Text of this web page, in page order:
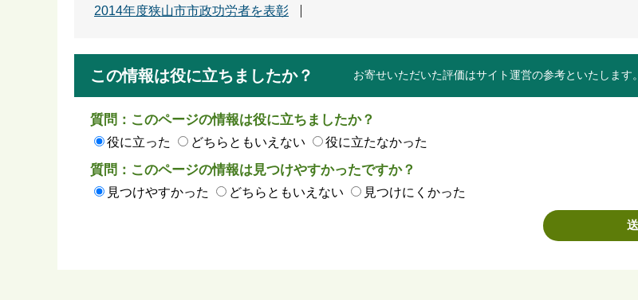
2014年度狭山市市政功労者を表彰
この情報は役に立ちましたか？ お寄せいただいた評価はサイト運営の参考といたします。
質問：このページの情報は役に立ちましたか？
役に立った どちらともいえない 役に立たなかった
質問：このページの情報は見つけやすかったですか？
見つけやすかった どちらともいえない 見つけにくかった